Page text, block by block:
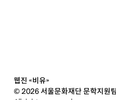
웹진 «비유»
© 2026 서울문화재단 문학지원팀
All rights reserved